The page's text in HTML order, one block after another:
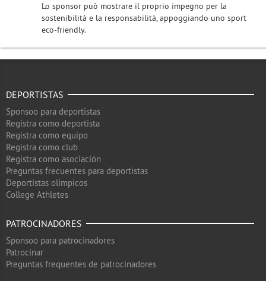
Lo sponsor può mostrare il proprio impegno per la
sostenibilità e la responsabilità, appoggiando uno sport
eco-friendly.
DEPORTISTAS
Sponsoo para deportistas
Registra como deportista
Registra como equipo
Registra como club
Registra como asociación
Preguntas frecuentes para deportistas
Deportistas olimpicos
College Athletes
PATROCINADORES
Sponsoo para patrocinadores
Patrocinar
Preguntas frequentes de patrocinadores